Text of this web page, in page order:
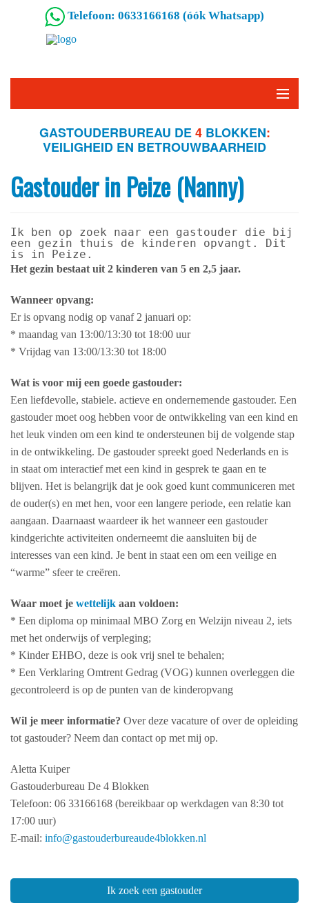
Telefoon: 0633166168 (óók Whatsapp)
GASTOUDERBUREAU DE4BLOKKEN:
VEILIGHEID EN BETROUWBAARHEID
Gastouder in Peize (Nanny)
Ik ben op zoek naar een gastouder die bij
een gezin thuis de kinderen opvangt. Dit
is in Peize.
Het gezin bestaat uit 2 kinderen van 5 en 2,5 jaar.
Wanneer opvang:
Er is opvang nodig op vanaf 2 januari op:
* maandag van 13:00/13:30 tot 18:00 uur
* Vrijdag van 13:00/13:30 tot 18:00
Wat is voor mij een goede gastouder:
Een liefdevolle, stabiele. actieve en ondernemende gastouder. Een
gastouder moet oog hebben voor de ontwikkeling van een kind en
het leuk vinden om een kind te ondersteunen bij de volgende stap
in de ontwikkeling. De gastouder spreekt goed Nederlands en is
in staat om interactief met een kind in gesprek te gaan en te
blijven. Het is belangrijk dat je ook goed kunt communiceren met
de ouder(s) en met hen, voor een langere periode, een relatie kan
aangaan. Daarnaast waardeer ik het wanneer een gastouder
kindgerichte activiteiten onderneemt die aansluiten bij de
interesses van een kind. Je bent in staat een om een veilige en
“warme” sfeer te creëren.
Waar moet je wettelijk aan voldoen:
* Een diploma op minimaal MBO Zorg en Welzijn niveau 2, iets
met het onderwijs of verpleging;
* Kinder EHBO, deze is ook vrij snel te behalen;
* Een Verklaring Omtrent Gedrag (VOG) kunnen overleggen die
gecontroleerd is op de punten van de kinderopvang
Wil je meer informatie? Over deze vacature of over de opleiding
tot gastouder? Neem dan contact op met mij op.
Aletta Kuiper
Gastouderbureau De 4 Blokken
Telefoon: 06 33166168 (bereikbaar op werkdagen van 8:30 tot
17:00 uur)
E-mail: info@gastouderbureaude4blokken.nl
Ik zoek een gastouder